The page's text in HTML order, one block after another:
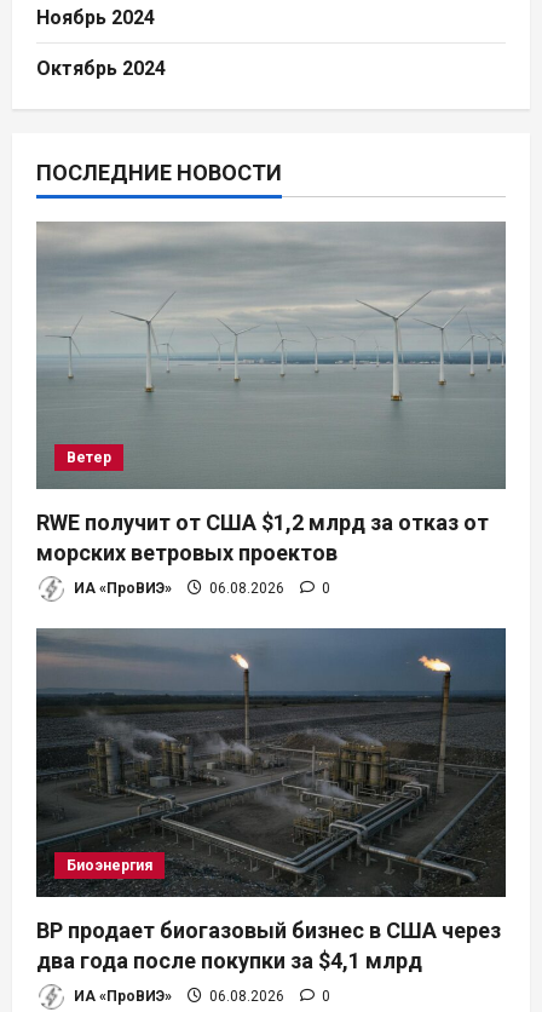
Ноябрь 2024
Октябрь 2024
ПОСЛЕДНИЕ НОВОСТИ
Ветер
RWE получит от США $1,2 млрд за отказ от
морских ветровых проектов
ИА «ПроВИЭ» 06.08.2026 0
Биоэнергия
BP продает биогазовый бизнес в США через
два года после покупки за $4,1 млрд
ИА «ПроВИЭ» 06.08.2026 0